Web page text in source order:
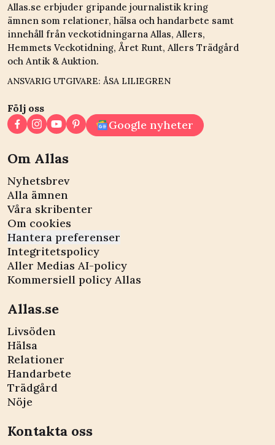
Allas.se erbjuder gripande journalistik kring
ämnen som relationer, hälsa och handarbete samt
innehåll från veckotidningarna Allas, Allers,
Hemmets Veckotidning, Året Runt, Allers Trädgård
och Antik & Auktion.
ANSVARIG UTGIVARE: ÅSA LILIEGREN
Följ oss
Google nyheter
Om Allas
Nyhetsbrev
Alla ämnen
Våra skribenter
Om cookies
Hantera preferenser
Integritetspolicy
Aller Medias AI-policy
Kommersiell policy Allas
Allas.se
Livsöden
Hälsa
Relationer
Handarbete
Trädgård
Nöje
Kontakta oss